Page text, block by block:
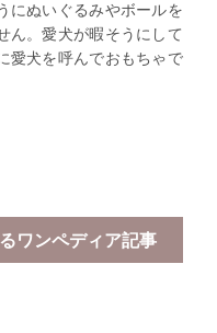
にぬいぐるみやボールを
ん。愛犬が暇そうにして
愛犬を呼んでおもちゃで
ワンペディア記事